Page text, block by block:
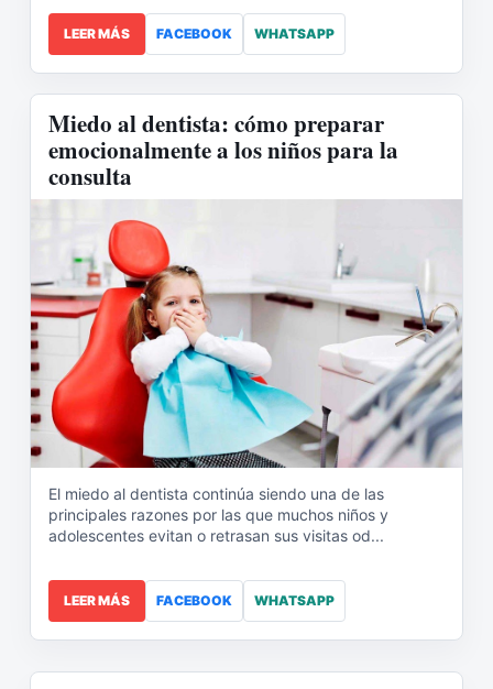
LEER MÁS FACEBOOK WHATSAPP
Miedo al dentista: cómo preparar
emocionalmente a los niños para la
consulta
El miedo al dentista continúa siendo una de las
principales razones por las que muchos niños y
adolescentes evitan o retrasan sus visitas od...
LEER MÁS FACEBOOK WHATSAPP